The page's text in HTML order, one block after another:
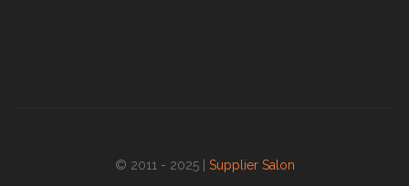
© 2011 - 2025 | Supplier Salon